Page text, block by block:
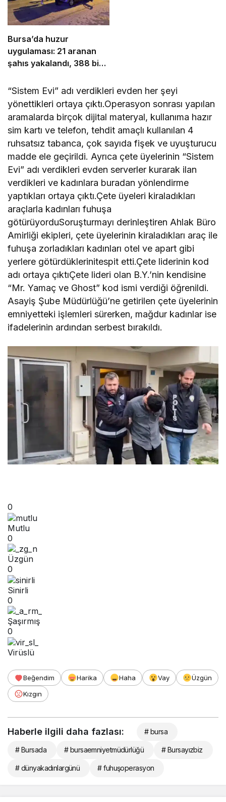
Bursa’da huzur
uygulaması: 21 aranan
şahıs yakalandı, 388 bin
“Sistem Evi” adı verdikleri evden her şeyi
yönettikleri ortaya çıktı.Operasyon sonrası yapılan
aramalarda birçok dijital materyal, kullanıma hazır
sim kartı ve telefon, tehdit amaçlı kullanılan 4
ruhsatsız tabanca, çok sayıda fişek ve uyuşturucu
madde ele geçirildi. Ayrıca çete üyelerinin “Sistem
Evi” adı verdikleri evden serverler kurarak ilan
verdikleri ve kadınlara buradan yönlendirme
yaptıkları ortaya çıktı.Çete üyeleri kiraladıkları
araçlarla kadınları fuhuşa
götürüyorduSoruşturmayı derinleştiren Ahlak Büro
Amirliği ekipleri, çete üyelerinin kiraladıkları araç ile
fuhuşa zorladıkları kadınları otel ve apart gibi
yerlere götürdüklerinitespit etti.Çete liderinin kod
adı ortaya çıktıÇete lideri olan B.Y.’nin kendisine
“Mr. Yamaç ve Ghost” kod ismi verdiği öğrenildi.
Asayiş Şube Müdürlüğü’ne getirilen çete üyelerinin
emniyetteki işlemleri sürerken, mağdur kadınlar ise
ifadelerinin ardından serbest bırakıldı.
0
Mutlu
0
Üzgün
0
Sinirli
0
Şaşırmış
0
Virüslü
Beğendim Harika Haha Vay
Üzgün
Kızgın
Haberle ilgili daha fazlası: # bursa
# Bursada # bursaemniyetmüdürlüğü # Bursayızbiz
# dünyakadınlargünü # fuhuşoperasyon